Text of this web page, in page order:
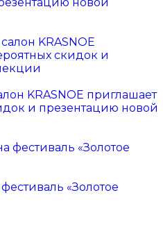
KRASNOE приглашает
и презентацию новой
«Золотое